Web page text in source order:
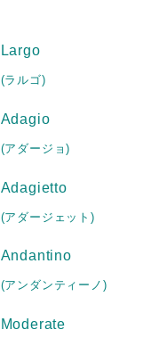
Largo
(ラルゴ)
Adagio
(アダージョ)
Adagietto
(アダージェット)
Andantino
(アンダンティーノ)
Moderate